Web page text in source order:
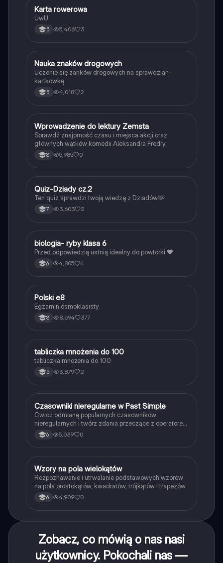
KTechnika
Karta rowerowa
UwU
5 5,406 3
NTechnika
Nauka znaków drogowych
Uczenie się zanków drogowych na sprawdzian-
kartkówkę
5 4,018 2
WJęzyk polski
Wprowadzenie do lektury Zemsta
Sprawdź znajomość czasu i miejsca akcji oraz
głównych wątków komedii Aleksandra Fredry.
8 5,985 0
QJęzyk polski
Quiz-Dziady cz.2
Ten quiz sprawdzi twoją wiedzę z Dziadów🫶!
7 3,603 2
BBiologia
biologia- ryby klasa 6
Przed odpowiedzią ustnią idealny do powtórki ❤️
6 4,805 4
Język polski
Polski e8
Egzamin ósmoklasisty
8 8,694 377
TMatematyka
tabliczka mnożenia do 100
tabliczka mnożenia do 100
5 3,879 2
CJęzyk angielski
Czasowniki nieregularne w Past Simple
Ćwicz odmianę popularnych czasowników
nieregularnych i twórz zdania przeczące z operatorem
didn't w czasie Past Simple.
6 5,039 0
WMatematyka
Wzory na pola wielokątów
Rozpoznawanie i utrwalanie podstawowych wzorów
na pola prostokątów, kwadratów, trójkątów i trapezów.
6 4,909 0
Zobacz, co mówią o nas nasi
użytkownicy. Pokochali nas —